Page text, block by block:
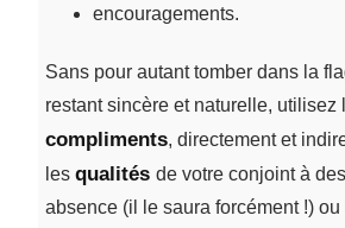
encouragements.
Sans pour autant tomber dans la
restant sincère et naturelle, utilisez
compliments, directement et
les qualités de votre conjoint à
absence (il le saura forcément !)